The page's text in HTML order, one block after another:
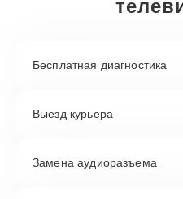
Бесплатная диагностика
Выезд курьера
Замена аудиоразъема